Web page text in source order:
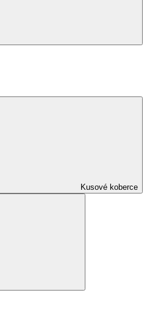
Kusové koberce